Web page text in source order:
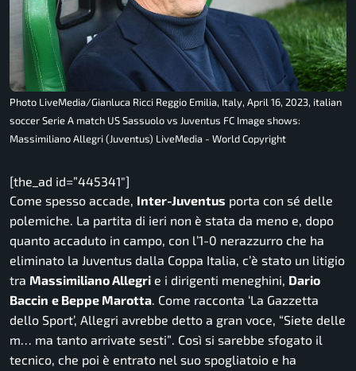
Photo LiveMedia/Gianluca Ricci Reggio Emilia, Italy, April 16, 2023, italian
soccer Serie A match US Sassuolo vs Juventus FC Image shows:
Massimiliano Allegri (Juventus) LiveMedia - World Copyright
[the_ad id=”445341″]
Come spesso accade, Inter-Juventus porta con sé delle
polemiche. La partita di ieri non è stata da meno e, dopo
quanto accaduto in campo, con l’1-0 nerazzurro che ha
eliminato la Juventus dalla Coppa Italia, c’è stato un litigio
tra Massimiliano Allegri e i dirigenti meneghini, Dario
Baccin e Beppe Marotta. Come racconta ‘La Gazzetta
dello Sport’, Allegri avrebbe detto a gran voce, “Siete delle
m… ma tanto arrivate sesti”. Così si sarebbe sfogato il
tecnico, che poi è entrato nel suo spogliatoio e ha